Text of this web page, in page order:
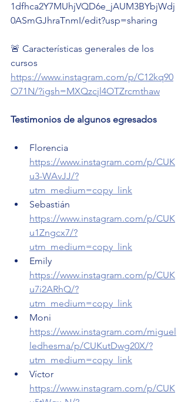
1dfhca2Y7MUhjVQD6e_jAUM3BYbjWdj
0ASmGJhraTnmI/edit?usp=sharing
🚨 Características generales de los
cursos
https://www.instagram.com/p/C12kq90
O71N/?igsh=MXQzcjl4OTZrcmthaw
Testimonios de algunos egresados
Florencia
https://www.instagram.com/p/CUK
u3-WAvJJ/?
utm_medium=copy_link
Sebastián
https://www.instagram.com/p/CUK
u1Zngcx7/?
utm_medium=copy_link
Emily
https://www.instagram.com/p/CUK
u7i2ARhQ/?
utm_medium=copy_link
Moni
https://www.instagram.com/miguel
ledhesma/p/CUKutDwg20X/?
utm_medium=copy_link
Víctor
https://www.instagram.com/p/CUK